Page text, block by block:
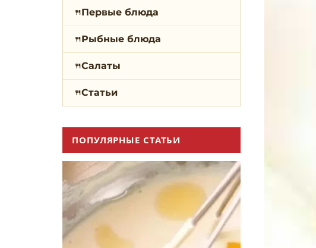
Первые блюда
Рыбные блюда
Салаты
Статьи
ПОПУЛЯРНЫЕ СТАТЬИ